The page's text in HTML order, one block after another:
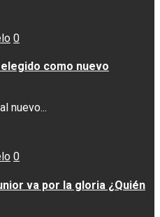
0
como nuevo
nuevo...
0
va por la gloria ¿Quién